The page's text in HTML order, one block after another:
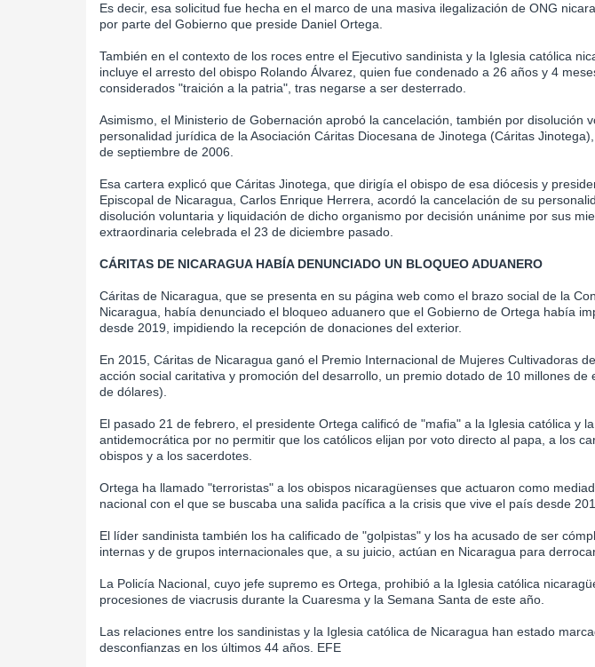
Es decir, esa solicitud fue hecha en el marco de una masiva ilegalización de ONG
por parte del Gobierno que preside Daniel Ortega.
También en el contexto de los roces entre el Ejecutivo sandinista y la Iglesia católica
incluye el arresto del obispo Rolando Álvarez, quien fue condenado a 26 años y 4
considerados "traición a la patria", tras negarse a ser desterrado.
Asimismo, el Ministerio de Gobernación aprobó la cancelación, también por disolución
personalidad jurídica de la Asociación Cáritas Diocesana de Jinotega (Cáritas
de septiembre de 2006.
Esa cartera explicó que Cáritas Jinotega, que dirigía el obispo de esa diócesis y
Episcopal de Nicaragua, Carlos Enrique Herrera, acordó la cancelación de su
disolución voluntaria y liquidación de dicho organismo por decisión unánime por sus
extraordinaria celebrada el 23 de diciembre pasado.
CÁRITAS DE NICARAGUA HABÍA DENUNCIADO UN BLOQUEO ADUANERO
Cáritas de Nicaragua, que se presenta en su página web como el brazo social de la
Nicaragua, había denunciado el bloqueo aduanero que el Gobierno de Ortega había
desde 2019, impidiendo la recepción de donaciones del exterior.
En 2015, Cáritas de Nicaragua ganó el Premio Internacional de Mujeres Cultivadoras
acción social caritativa y promoción del desarrollo, un premio dotado de 10 millones de
de dólares).
El pasado 21 de febrero, el presidente Ortega calificó de "mafia" a la Iglesia católica y
antidemocrática por no permitir que los católicos elijan por voto directo al papa, a los
obispos y a los sacerdotes.
Ortega ha llamado "terroristas" a los obispos nicaragüenses que actuaron como
nacional con el que se buscaba una salida pacífica a la crisis que vive el país desde
El líder sandinista también los ha calificado de "golpistas" y los ha acusado de ser
internas y de grupos internacionales que, a su juicio, actúan en Nicaragua para
La Policía Nacional, cuyo jefe supremo es Ortega, prohibió a la Iglesia católica
procesiones de viacrusis durante la Cuaresma y la Semana Santa de este año.
Las relaciones entre los sandinistas y la Iglesia católica de Nicaragua han estado
desconfianzas en los últimos 44 años. EFE